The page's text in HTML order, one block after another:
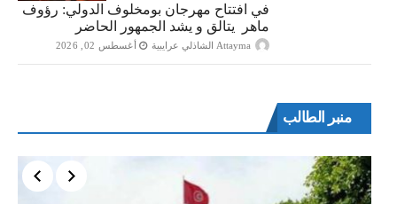
في افتتاح مهرجان بومخلوف الدولي: رؤوف
ماهر يتالق و يشد الجمهور الحاضر
Attayma الشاذلي عرايبية أغسطس 02, 2026
منبر الطالب